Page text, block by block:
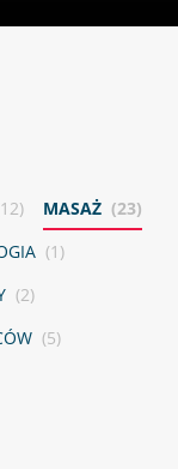
MASAŻ (23)
(1)
(2)
(5)